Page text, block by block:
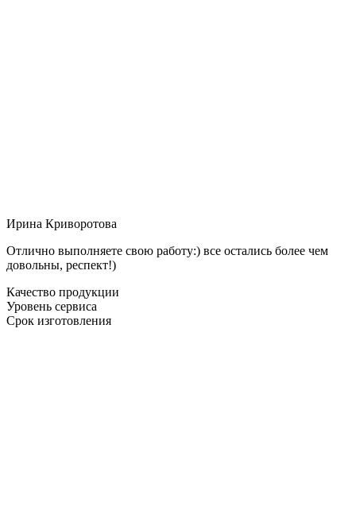
Ирина Криворотова
Отлично выполняете свою работу:) все остались более чем
довольны, респект!)
Качество продукции
Уровень сервиса
Срок изготовления